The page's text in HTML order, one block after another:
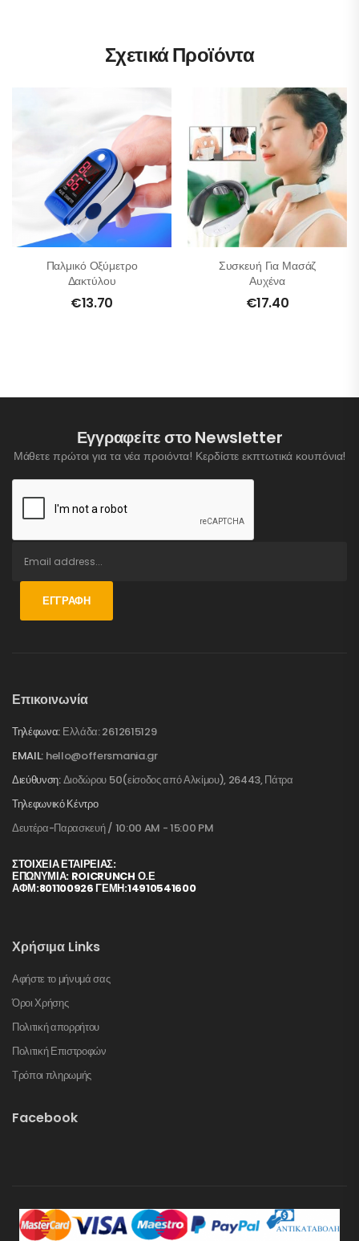
Σχετικά Προϊόντα
Παλμικό Οξύμετρο
Δακτύλου
€13.70
Συσκευή Για Μασάζ
Αυχένα
€17.40
Εγγραφείτε στο Newsletter
Μάθετε πρώτοι για τα νέα προιόντα! Κερδίστε εκπτωτικά κουπόνια!
ΕΓΓΡΑΦΉ
Επικοινωνία
Τηλέφωνα: Ελλάδα: 2612615129
EMAIL: hello@offersmania.gr
Διεύθυνση:Διοδώρου 50(είσοδος από Αλκίμου), 26443, Πάτρα
Τηλεφωνικό Κέντρο
Δευτέρα-Παρασκευή / 10:00 AM - 15:00 PM
ΣΤΟΙΧΕΊΑ ΕΤΑΙΡΕΊΑΣ:
ΕΠΩΝΥΜΙΑ: ROICRUNCH Ο.Ε
ΑΦΜ:801100926 ΓΕΜΗ:14910541600
Χρήσιμα Links
Αφήστε το μήνυμά σας
Όροι Χρήσης
Πολιτική απορρήτου
Πολιτική Επιστροφών
Τρόποι πληρωμής
Facebook